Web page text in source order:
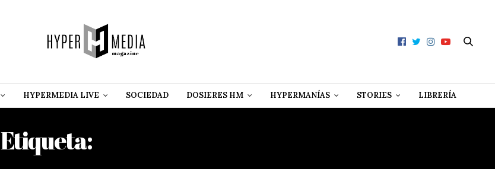
HYPERMEDIA LIVE SOCIEDAD DOSIERES HM HYPERMANÍAS STORIES LIBRERÍA
Etiqueta: